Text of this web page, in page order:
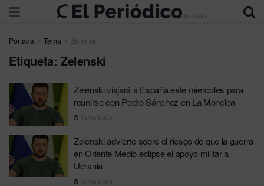
Portada Tema Zelenski
Etiqueta: Zelenski
Zelenski viajará a España este miércoles para
reunirse con Pedro Sánchez en La Moncloa
16/03/2026
Zelenski advierte sobre el riesgo de que la guerra
en Oriente Medio eclipse el apoyo militar a
Ucrania
09/03/2026